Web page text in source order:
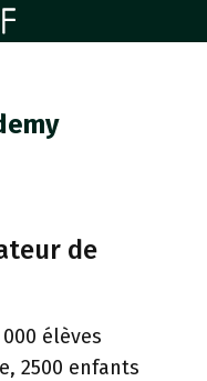
de
000 élèves
2500 enfants